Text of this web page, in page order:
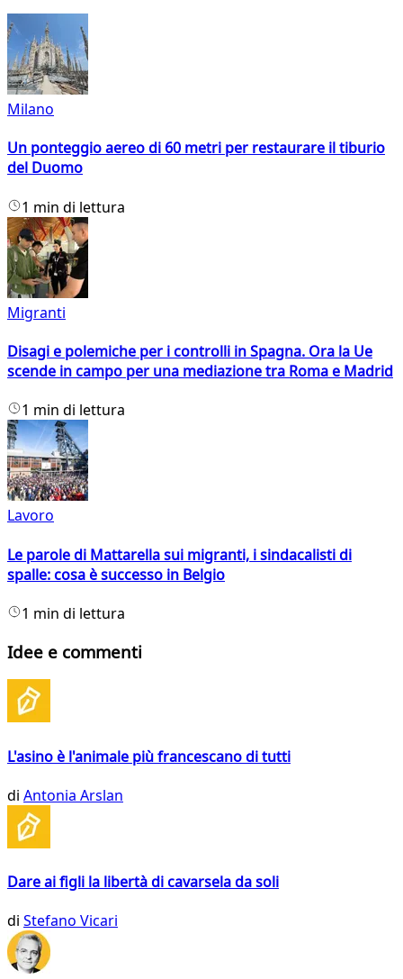
Milano
Un ponteggio aereo di 60 metri per restaurare il tiburio
del Duomo
1 min di lettura
Migranti
Disagi e polemiche per i controlli in Spagna. Ora la Ue
scende in campo per una mediazione tra Roma e Madrid
1 min di lettura
Lavoro
Le parole di Mattarella sui migranti, i sindacalisti di
spalle: cosa è successo in Belgio
1 min di lettura
Idee e commenti
L'asino è l'animale più francescano di tutti
di Antonia Arslan
Dare ai figli la libertà di cavarsela da soli
di Stefano Vicari